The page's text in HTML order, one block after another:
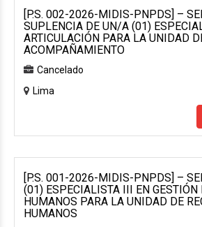
[P.S. 002-2026-MIDIS-PNPDS] –
SUPLENCIA DE UN/A (01)
ARTICULACIÓN PARA LA UNIDAD
ACOMPAÑAMIENTO
Cancelado
Lima
[P.S. 001-2026-MIDIS-PNPDS] –
(01) ESPECIALISTA III EN GESTIÓN
HUMANOS PARA LA UNIDAD DE
HUMANOS